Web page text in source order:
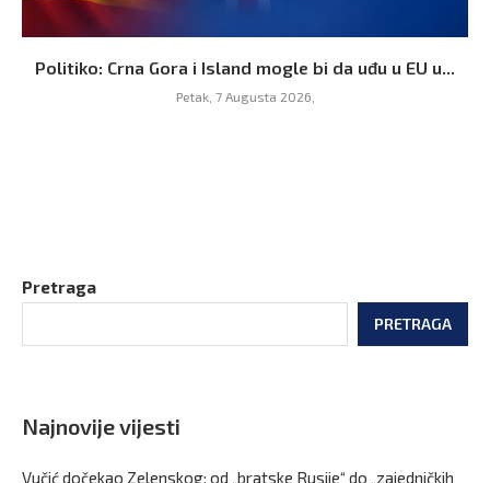
Politiko: Crna Gora i Island mogle bi da uđu u EU u...
Petak, 7 Augusta 2026,
Pretraga
PRETRAGA
Najnovije vijesti
Vučić dočekao Zelenskog: od „bratske Rusije“ do „zajedničkih